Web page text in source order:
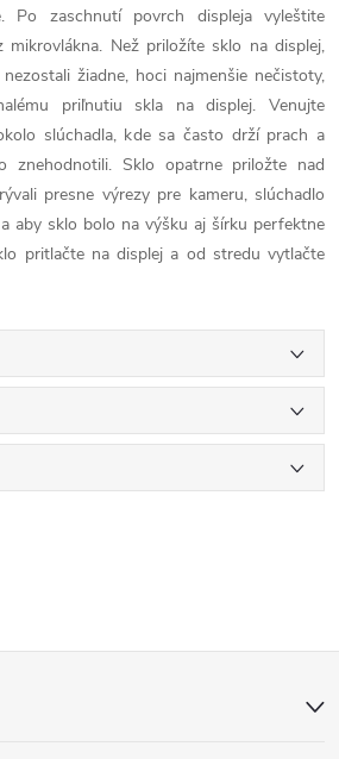
Po zaschnutí povrch displeja vyleštite
mikrovlákna. Než priložíte sklo na displej,
žiadne, hoci najmenšie nečistoty,
priľnutiu skla na displej. Venujte
slúchadla, kde sa často drží prach a
znehodnotili. Sklo opatrne priložte nad
presne výrezy pre kameru, slúchadlo
aby sklo bolo na výšku aj šírku perfektne
pritlačte na displej a od stredu vytlačte